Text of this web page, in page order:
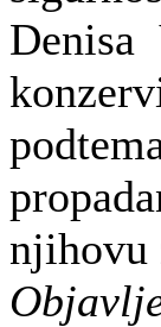
Denisa
njihovu